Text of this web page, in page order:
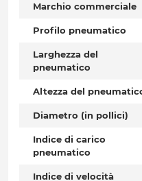
Marchio commerciale
Profilo pneumatico
Larghezza del
pneumatico
Altezza del
Diametro (in pollici)
Indice di carico
pneumatico
Indice di velocità